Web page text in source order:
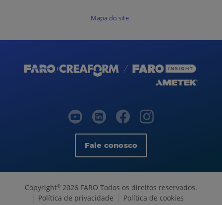
Mapa do site
Fale conosco
Copyright© 2026 FARO Todos os direitos reservados.
Política de privacidade
Política de cookies